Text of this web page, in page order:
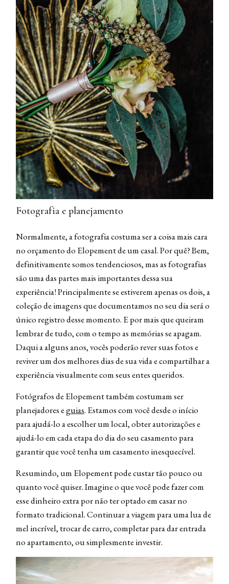
Fotografia e planejamento
Normalmente, a fotografia costuma ser a coisa mais cara
no orçamento do Elopement de um casal. Por quê? Bem,
definitivamente somos tendenciosos, mas as fotografias
são uma das partes mais importantes dessa sua
experiência! Principalmente se estiverem apenas os dois, a
coleção de imagens que documentamos no seu dia será o
único registro desse momento. E por mais que queiram
lembrar de tudo, com o tempo as memórias se apagam.
Daqui a alguns anos, vocês poderão rever suas fotos e
reviver um dos melhores dias de sua vida e compartilhar a
experiência visualmente com seus entes queridos.
Fotógrafos de Elopement também costumam ser
planejadores eguias. Estamos com você desde o início
para ajudá-lo a escolher um local, obter autorizações e
ajudá-lo em cada etapa do dia do seu casamento para
garantir que você tenha um casamento inesquecível.
Resumindo, um Elopement pode custar tão pouco ou
quanto você quiser. Imagine o que você pode fazer com
esse dinheiro extra por não ter optado em casar no
formato tradicional. Continuar a viagem para uma lua de
mel incrível, trocar de carro, completar para dar entrada
no apartamento, ou simplesmente investir.